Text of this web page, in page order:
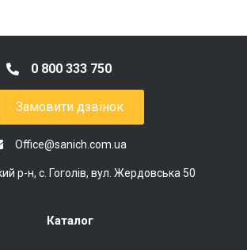
0 800 333 750
Замовити дзвінок
Office@sanich.com.ua
р-н, с. Гоголів, вул. Жердовська 50
Каталог